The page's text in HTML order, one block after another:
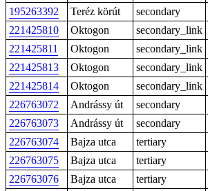
195263392
Teréz körút secondary
221425810
Oktogon secondary_link
221425811
Oktogon secondary_link
221425813
Oktogon secondary_link
221425814
Oktogon secondary_link
226763072
Andrássy út secondary
226763073
Andrássy út secondary
226763074
Bajza utca tertiary
226763075
Bajza utca tertiary
226763076
Bajza utca tertiary